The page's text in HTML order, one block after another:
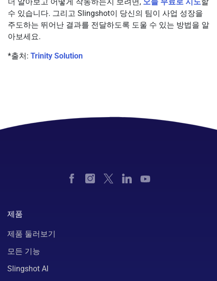
더 알아보고 어떻게 작동하는지 보려면, 오늘 무료로 시도할
수 있습니다. 그리고 Slingshot이 당신의 팀이 사업 성장을
주도하는 뛰어난 결과를 전달하도록 도울 수 있는 방법을 알
아보세요.
*출처: Trinity Solution
제품
제품 둘러보기
모든 기능
Slingshot AI